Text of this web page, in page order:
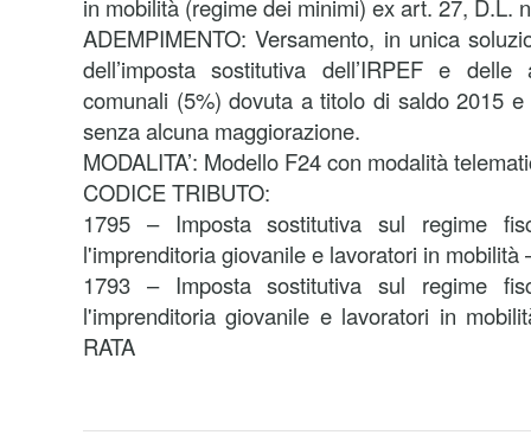
in mobilità (regime dei minimi) ex art. 27, D.L.
ADEMPIMENTO: Versamento, in unica
dell’imposta sostitutiva dell’IRPEF e
comunali (5%) dovuta a titolo di saldo 2015
senza alcuna maggiorazione.
MODALITA’: Modello F24 con modalità
CODICE TRIBUTO:
1795 – Imposta sostitutiva sul regime
l'imprenditoria giovanile e lavoratori in mobilità
1793 – Imposta sostitutiva sul regime
l'imprenditoria giovanile e lavoratori in
RATA